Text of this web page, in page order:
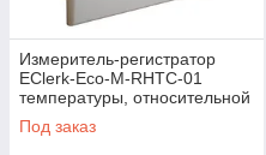
Измеритель-регистратор
EClerk-Eco-M-RHTC-01
температуры, относительной
влажности, уровня CO2 в
воздухе, без
Под заказ